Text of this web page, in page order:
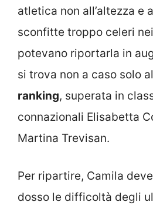
atletica non all’altezza e
sconfitte troppo celeri
potevano riportarla in
si trova non a caso solo al
ranking, superata in
connazionali Elisabetta
Martina Trevisan.
Per ripartire, Camila
dosso le difficoltà degli